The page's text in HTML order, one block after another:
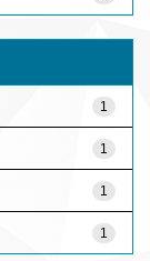
1
1
1
1